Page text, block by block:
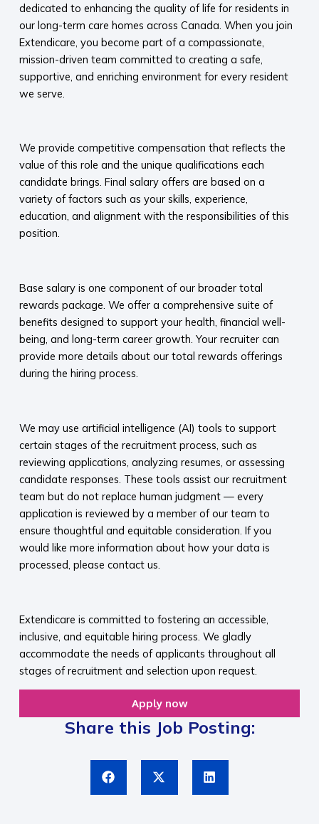
dedicated to enhancing the quality of life for residents in
our long-term care homes across Canada. When you join
Extendicare, you become part of a compassionate,
mission-driven team committed to creating a safe,
supportive, and enriching environment for every resident
we serve.​
We provide competitive compensation that reflects the
value of this role and the unique qualifications each
candidate brings. Final salary offers are based on a
variety of factors such as your skills, experience,
education, and alignment with the responsibilities of this
position.
Base salary is one component of our broader total
rewards package. We offer a comprehensive suite of
benefits designed to support your health, financial well-
being, and long-term career growth. Your recruiter can
provide more details about our total rewards offerings
during the hiring process.​
We may use artificial intelligence (AI) tools to support
certain stages of the recruitment process, such as
reviewing applications, analyzing resumes, or assessing
candidate responses. These tools assist our recruitment
team but do not replace human judgment — every
application is reviewed by a member of our team to
ensure thoughtful and equitable consideration. If you
would like more information about how your data is
processed, please contact us.​
Extendicare is committed to fostering an accessible,
inclusive, and equitable hiring process. We gladly
accommodate the needs of applicants throughout all
stages of recruitment and selection upon request.​
Apply now
Share this Job Posting: